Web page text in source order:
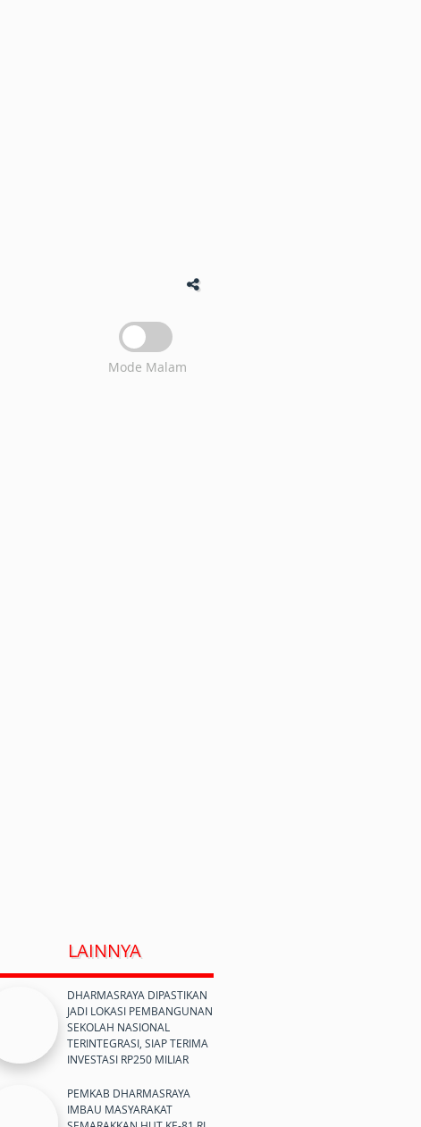
Mode Malam
LAINNYA
DHARMASRAYA DIPASTIKAN
JADI LOKASI PEMBANGUNAN
SEKOLAH NASIONAL
TERINTEGRASI, SIAP TERIMA
INVESTASI RP250 MILIAR
PEMKAB DHARMASRAYA
IMBAU MASYARAKAT